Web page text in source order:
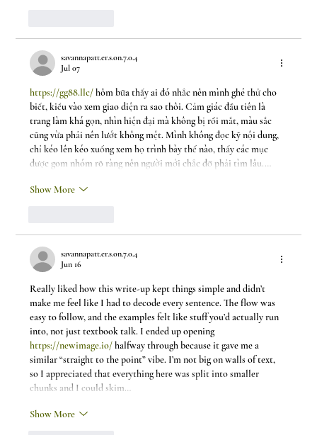
savannapatt.er.s.on.7.0.4
Jul 07
https://gg88.llc/ hôm bữa thấy ai đó nhắc nên mình ghé thử cho
biết, kiểu vào xem giao diện ra sao thôi. Cảm giác đầu tiên là
trang làm khá gọn, nhìn hiện đại mà không bị rối mắt, màu sắc
cũng vừa phải nên lướt không mệt. Mình không đọc kỹ nội dung,
chỉ kéo lên kéo xuống xem họ trình bày thế nào, thấy các mục
được gom nhóm rõ ràng nên người mới chắc đỡ phải tìm lâu.…
Show More
savannapatt.er.s.on.7.0.4
Jun 16
Really liked how this write-up kept things simple and didn’t
make me feel like I had to decode every sentence. The flow was
easy to follow, and the examples felt like stuff you’d actually run
into, not just textbook talk. I ended up opening
https://newimage.io/ halfway through because it gave me a
similar “straight to the point” vibe. I’m not big on walls of text,
so I appreciated that everything here was split into smaller
chunks and I could skim…
Show More